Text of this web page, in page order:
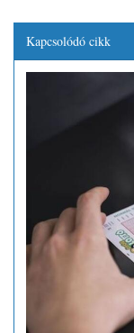
Kapcsolódó cikk